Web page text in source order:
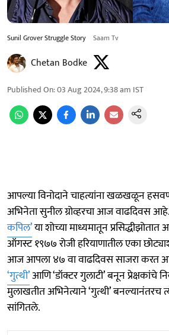
Sunil Grover Struggle Story Saam Tv
Chetan Bodke
Published On:03 Aug 2024, 9:38 am IST
आपल्या विनोदाने चाहत्यांना खळखळून
अभिनेता सुनील ग्रोव्हरचा आज वाढदिवस आहे.
कपिल’या शोच्या माध्यमातून
ऑगस्ट १९७७ रोजी हरियाणातील एका
आज आपला ४७ वा वाढदिवस साजरा करत
‘गुत्थी’आणि ‘डॉक्टर गुलाटी’ बनून
मुलाखतीत अभिनेत्याने ‘गुत्थी’
सांगितले.